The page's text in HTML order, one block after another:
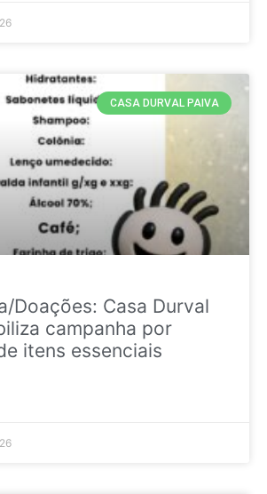
CASA DURVAL PAIVA
Doações: Casa Durval
campanha por
itens essenciais